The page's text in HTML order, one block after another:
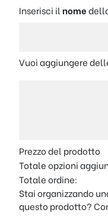
Inserisci ilnome
Vuoi aggiungere
Prezzo del prodotto
Totale opzioni
Totale ordine:
Stai organizzando
questo prodotto?